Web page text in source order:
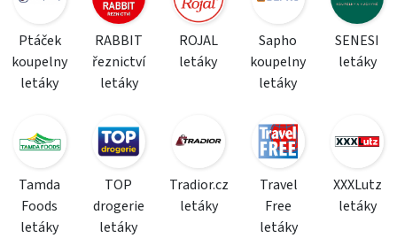
Ptáček
koupelny
letáky
RABBIT
řeznictví
letáky
ROJAL
letáky
Sapho
koupelny
letáky
SENESI
letáky
Tamda
Foods
letáky
TOP
drogerie
letáky
Tradior.cz
letáky
Travel
Free
letáky
XXXLutz
letáky